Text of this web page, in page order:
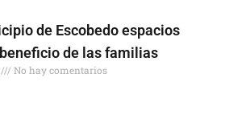
de Escobedo espacios
de las familias
No hay comentarios